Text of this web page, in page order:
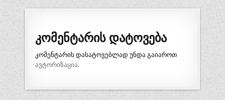
კომენტარის დატოვება
კომენტარის დასატოვებლად უნდა გაიაროთ
ავტორიზაცია.